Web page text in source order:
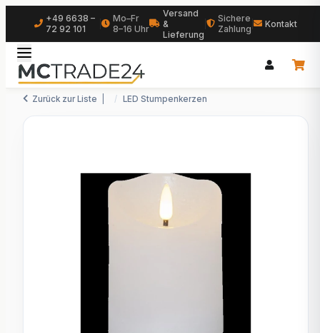
+49 6638 –
72 92 101
Mo–Fr
8–16 Uhr
Versand
&
Lieferung
Sichere
Zahlung
Kontakt
Zurück zur Liste LED Stumpenkerzen